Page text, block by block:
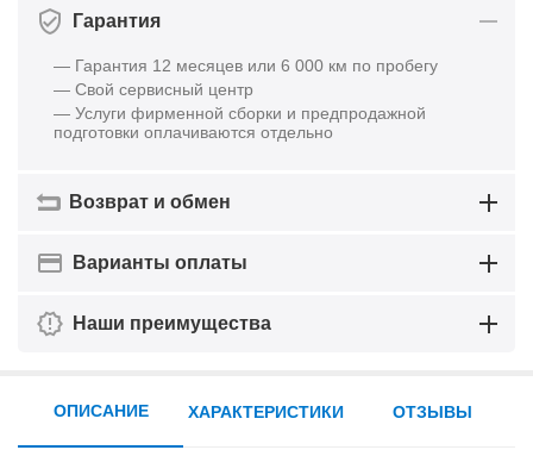
Гарантия
— Гарантия 12 месяцев или 6 000 км по пробегу
— Свой сервисный центр
— Услуги фирменной сборки и предпродажной
подготовки оплачиваются отдельно
Возврат и обмен
Варианты оплаты
Наши преимущества
ОПИСАНИЕ ХАРАКТЕРИСТИКИ ОТЗЫВЫ